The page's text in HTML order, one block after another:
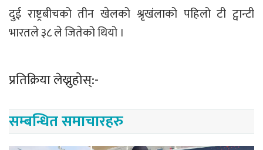
दुई राष्ट्रबीचको तीन खेलको श्रृखंलाको पहिलो टी ट्वान्टी
भारतले ३८ ले जितेको थियो ।
प्रतिक्रिया लेख्नुहोस्:-
सम्बन्धित समाचारहरु